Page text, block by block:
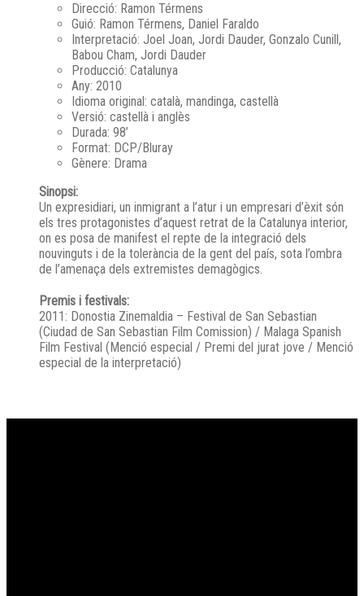
Direcció: Ramon Térmens
Guió: Ramon Térmens, Daniel Faraldo
Interpretació: Joel Joan, Jordi Dauder, Gonzalo Cunill,
Babou Cham, Jordi Dauder
Producció: Catalunya
Any: 2010
Idioma original: català, mandinga, castellà
Versió: castellà i anglès
Durada: 98’
Format: DCP/Bluray
Gènere: Drama
Sinopsi:
Un expresidiari, un inmigrant a l’atur i un empresari d’èxit són
els tres protagonistes d’aquest retrat de la Catalunya interior,
on es posa de manifest el repte de la integració dels
nouvinguts i de la tolerància de la gent del país, sota l’ombra
de l’amenaça dels extremistes demagògics.
Premis i festivals:
2011: Donostia Zinemaldia – Festival de San Sebastian
(Ciudad de San Sebastian Film Comission) / Malaga Spanish
Film Festival (Menció especial / Premi del jurat jove / Menció
especial de la interpretació)